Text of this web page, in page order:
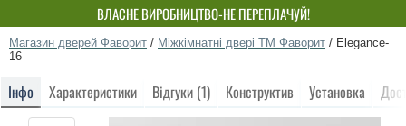
ВЛАСНЕ ВИРОБНИЦТВО-НЕ ПЕРЕПЛАЧУЙ!
Магазин дверей Фаворит / Міжкімнатні двері ТМ Фаворит / Elegance-
16
Інфо Характеристики Відгуки (1) Конструктив Установка